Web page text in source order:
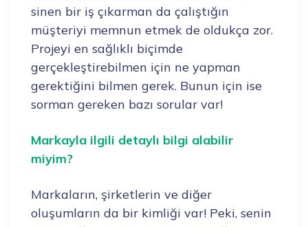
sinen bir iş çıkarman da çalıştığın
müşteriyi memnun etmek de oldukça zor.
Projeyi en sağlıklı biçimde
gerçekleştirebilmen için ne yapman
gerektiğini bilmen gerek. Bunun için ise
sorman gereken bazı sorular var!
Markayla ilgili detaylı bilgi alabilir
miyim?
Markaların, şirketlerin ve diğer
oluşumların da bir kimliği var! Peki, senin